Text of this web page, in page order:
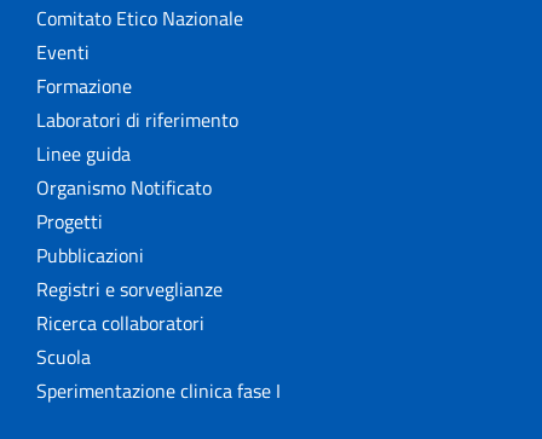
Comitato Etico Nazionale
Eventi
Formazione
Laboratori di riferimento
Linee guida
Organismo Notificato
Progetti
Pubblicazioni
Registri e sorveglianze
Ricerca collaboratori
Scuola
Sperimentazione clinica fase I